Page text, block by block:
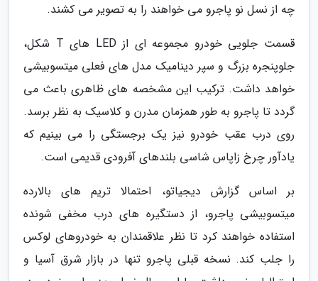
چه از نسل نو پاجرو می خواهند را به تصویر می کشند.
قسمت جلویی خودرو مجموعه ای از LED های T شکل،
جلوپنجره بزرگ و سپر دینامیک مدل های فعلی میتسوبیشی
خواهد داشت. ترکیب این مشخصه های ظاهری باعث می
گردد تا پاجرو به طور همزمان مدرن و کلاسیک به نظر برسد.
روی درب عقب خودرو نیز یک برجستگی را می بینیم که
یادآور چرخ زاپاس شاسی بلندهای آفرودی قدیمی است.
بر اساس گزارش دیجیاتو، احتمالا تریم های بالارده
میتسوبیشی پاجرو، از دستگیره های درب مخفی شونده
استفاده خواهند کرد تا نظر علاقمندان به خودروهای لوکس
را جلب کند. نسخه قبلی پاجرو تنها در بازار شرق آسیا و